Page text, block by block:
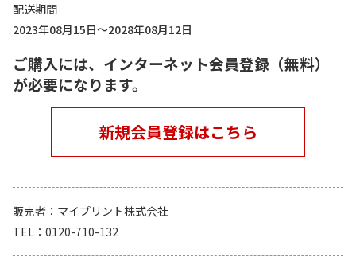
配送期間
2023年08月15日～2028年08月12日
ご購入には、インターネット会員登録（無料）
が必要になります。
新規会員登録はこちら
販売者
マイプリント株式会社
TEL
0120-710-132